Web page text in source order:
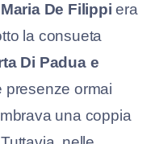
Maria De Filippi era
la consueta
Di Padua e
presenze ormai
una coppia